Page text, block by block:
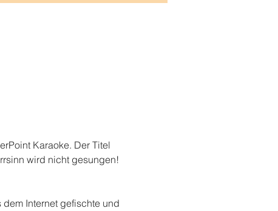
Karaoke. Der Titel
wird nicht gesungen!
Internet gefischte und